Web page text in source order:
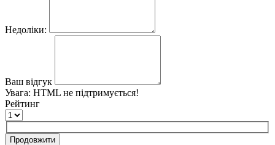
Недоліки:
Ваш відгук
Увага: HTML не підтримується!
Рейтинг
Продовжити